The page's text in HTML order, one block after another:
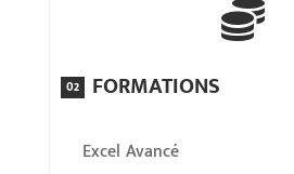

02 FORMATIONS
Excel Avancé